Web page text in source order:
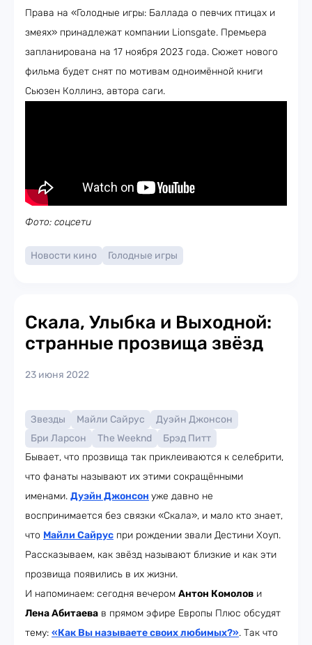
Права на «Голодные игры: Баллада о певчих птицах и
змеях» принадлежат компании Lionsgate. Премьера
запланирована на 17 ноября 2023 года. Сюжет нового
фильма будет снят по мотивам одноимённой книги
Сьюзен Коллинз, автора саги.
Фото: соцсети
Новости кино Голодные игры
Скала, Улыбка и Выходной:
странные прозвища звёзд
23 июня 2022
Звезды Майли Сайрус
Дуэйн Джонсон
Бри Ларсон
The Weeknd
Брэд Питт
Бывает, что прозвища так приклеиваются к селебрити,
что фанаты называют их этими сокращёнными
именами. Дуэйн Джонсон уже давно не
воспринимается без связки «Скала», и мало кто знает,
что Майли Сайрус при рождении звали Дестини Хоуп.
Рассказываем, как звёзд называют близкие и как эти
прозвища появились в их жизни.
И напоминаем: сегодня вечером Антон Комолов и
Лена Абитаева в прямом эфире Европы Плюс обсудят
тему: «Как Вы называете своих любимых?». Так что